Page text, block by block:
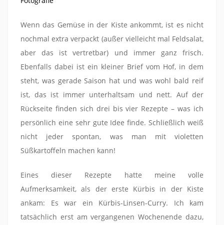
Wenn das Gemüse in der Kiste ankommt, ist es nicht
nochmal extra verpackt (außer vielleicht mal Feldsalat,
aber das ist vertretbar) und immer ganz frisch.
Ebenfalls dabei ist ein kleiner Brief vom Hof, in dem
steht, was gerade Saison hat und was wohl bald reif
ist, das ist immer unterhaltsam und nett. Auf der
Rückseite finden sich drei bis vier Rezepte – was ich
persönlich eine sehr gute Idee finde. Schließlich weiß
nicht jeder spontan, was man mit violetten
Süßkartoffeln machen kann!
Eines dieser Rezepte hatte meine volle
Aufmerksamkeit, als der erste Kürbis in der Kiste
ankam: Es war ein Kürbis-Linsen-Curry. Ich kam
tatsächlich erst am vergangenen Wochenende dazu,